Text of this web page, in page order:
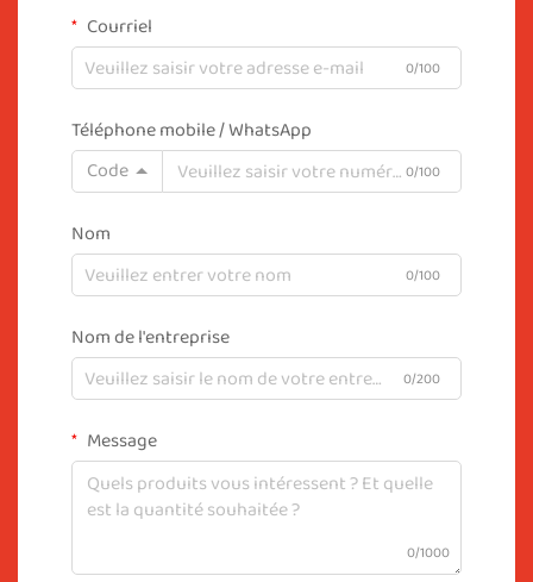
Courriel
0/100
Téléphone mobile / WhatsApp
Code
0/100
Nom
0/100
Nom de l'entreprise
0/200
Message
0/1000